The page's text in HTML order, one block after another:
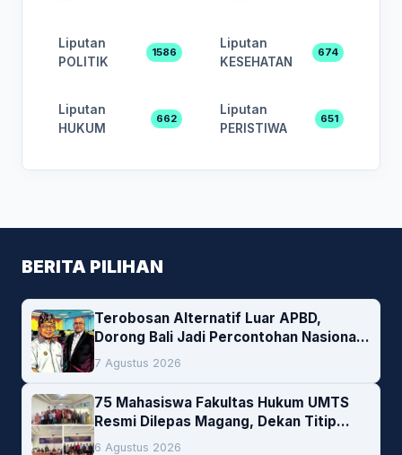
Liputan
POLITIK
1586
Liputan
KESEHATAN
674
Liputan
HUKUM
662
Liputan
PERISTIWA
651
BERITA PILIHAN
Terobosan Alternatif Luar APBD,
Dorong Bali Jadi Percontohan Nasional
Pembiayaan Daerah
7 Agustus 2026
75 Mahasiswa Fakultas Hukum UMTS
Resmi Dilepas Magang, Dekan Titip
Empat Pesan Penting
6 Agustus 2026